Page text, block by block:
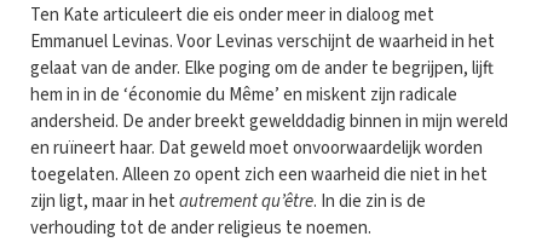
Ten Kate articuleert die eis onder meer in dialoog met
Emmanuel Levinas. Voor Levinas verschijnt de waarheid in het
gelaat van de ander. Elke poging om de ander te begrijpen, lijft
hem in in de ‘économie du Même’ en miskent zijn radicale
andersheid. De ander breekt gewelddadig binnen in mijn wereld
en ruïneert haar. Dat geweld moet onvoorwaardelijk worden
toegelaten. Alleen zo opent zich een waarheid die niet in het
zijn ligt, maar in hetautrement qu’être. In die zin is de
verhouding tot de ander religieus te noemen.